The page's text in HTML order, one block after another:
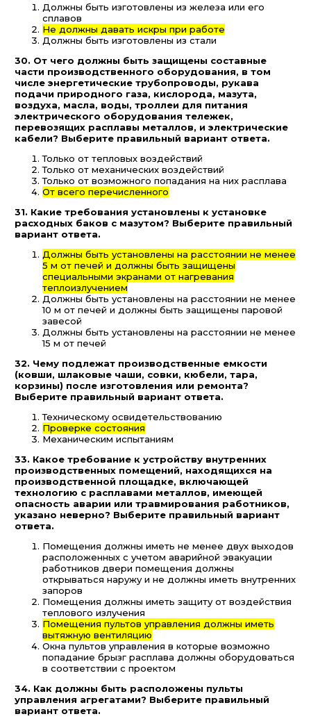
Должны быть изготовлены из железа или его
сплавов
Не должны давать искры при работе
Должны быть изготовлены из стали
30. От чего должны быть защищены составные
части производственного оборудования, в том
числе энергетические трубопроводы, рукава
подачи природного газа, кислорода, мазута,
воздуха, масла, воды, троллеи для питания
электрического оборудования тележек,
перевозящих расплавы металлов, и электрические
кабели? Выберите правильный вариант ответа.
Только от тепловых воздействий
Только от механических воздействий
Только от возможного попадания на них расплава
От всего перечисленного
31. Какие требования установлены к установке
расходных баков с мазутом? Выберите правильный
вариант ответа.
Должны быть установлены на расстоянии не менее
5 м от печей и должны быть защищены
специальными экранами от нагревания
теплоизлучением
Должны быть установлены на расстоянии не менее
10 м от печей и должны быть защищены паровой
завесой
Должны быть установлены на расстоянии не менее
15 м от печей
32. Чему подлежат производственные емкости
(ковши, шлаковые чаши, совки, кюбели, тара,
корзины) после изготовления или ремонта?
Выберите правильный вариант ответа.
Техническому освидетельствованию
Проверке состояния
Механическим испытаниям
33. Какое требование к устройству внутренних
производственных помещений, находящихся на
производственной площадке, включающей
технологию с расплавами металлов, имеющей
опасность аварии или травмирования работников,
указано неверно? Выберите правильный вариант
ответа.
Помещения должны иметь не менее двух выходов
расположенных с учетом аварийной эвакуации
работников двери помещения должны
открываться наружу и не должны иметь внутренних
запоров
Помещения должны иметь защиту от воздействия
теплового излучения
Помещения пультов управления должны иметь
вытяжную вентиляцию
Окна пультов управления в которые возможно
попадание брызг расплава должны оборудоваться
в соответствии с проектом
34. Как должны быть расположены пульты
управления агрегатами? Выберите правильный
вариант ответа.